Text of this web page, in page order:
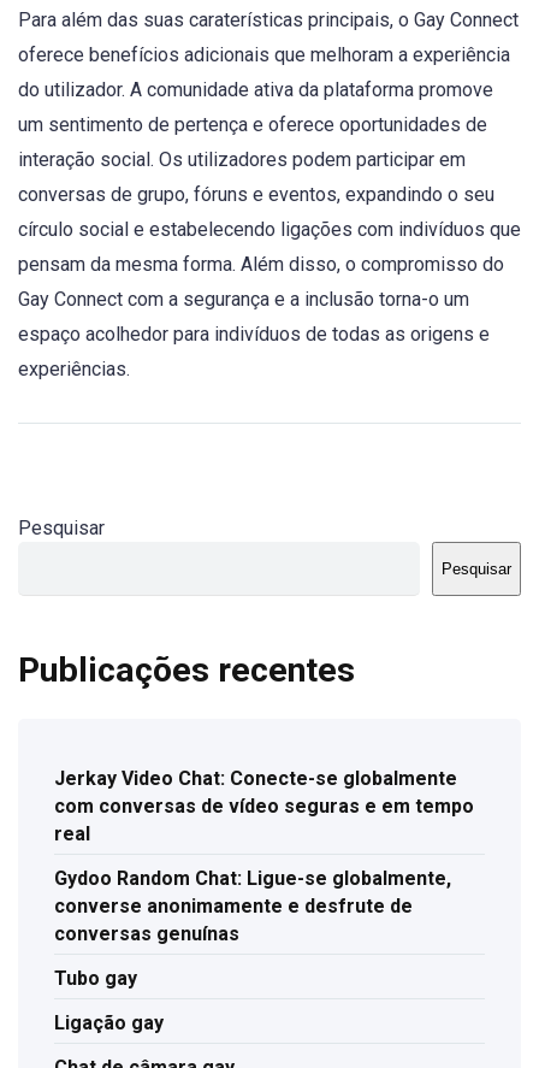
Para além das suas caraterísticas principais, o Gay Connect
oferece benefícios adicionais que melhoram a experiência
do utilizador. A comunidade ativa da plataforma promove
um sentimento de pertença e oferece oportunidades de
interação social. Os utilizadores podem participar em
conversas de grupo, fóruns e eventos, expandindo o seu
círculo social e estabelecendo ligações com indivíduos que
pensam da mesma forma. Além disso, o compromisso do
Gay Connect com a segurança e a inclusão torna-o um
espaço acolhedor para indivíduos de todas as origens e
experiências.
Pesquisar
Pesquisar
Publicações recentes
Jerkay Video Chat: Conecte-se globalmente
com conversas de vídeo seguras e em tempo
real
Gydoo Random Chat: Ligue-se globalmente,
converse anonimamente e desfrute de
conversas genuínas
Tubo gay
Ligação gay